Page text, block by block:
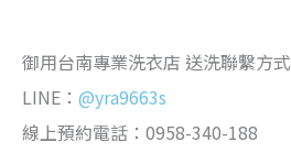
御用台南專業洗衣店 送洗聯繫方式
LINE： @yra9663s
線上預約電話：0958-340-188